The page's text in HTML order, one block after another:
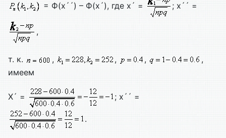
= Ф(х´´) – Ф(х´), где х´ = ; х´´ =
,
т. к. , , ,
,
имеем
Х´ = ; х´´ =
.